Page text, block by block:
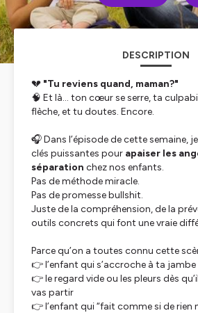
DESCRIPTION
💔 "Tu reviens quand, maman?"
🧠 Et là… ton cœur se serre, ta
flèche, et tu doutes. Encore.
🎧 Dans l’épisode de cette semaine,
clés puissantes pour apaiser les
séparation chez nos enfants.
Pas de méthode miracle.
Pas de promesse bullshit.
Juste de la compréhension, de la
outils concrets qui font une vraie
Parce qu’on a toutes connu cette
👉 l’enfant qui s’accroche à ta
👉 le regard vide ou les pleurs dès
vas partir
👉 l’enfant qui “fait comme si de rien